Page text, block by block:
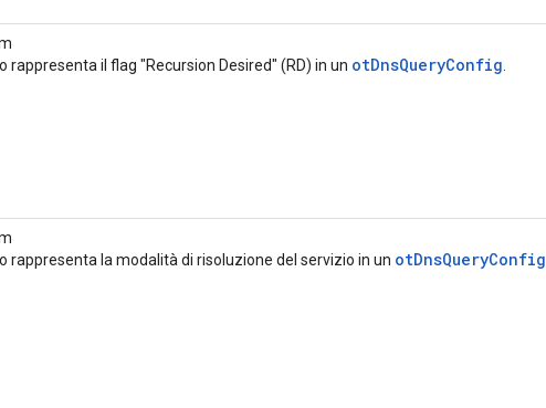
rappresenta il flag "Recursion Desired" (RD) in un otDnsQueryConfig
rappresenta la modalità di risoluzione del servizio in un otDnsQueryConfig